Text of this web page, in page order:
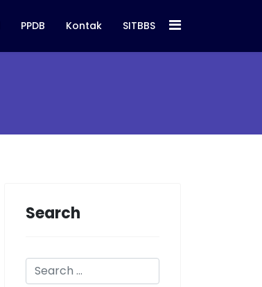
PPDB Kontak SITBBS
Search